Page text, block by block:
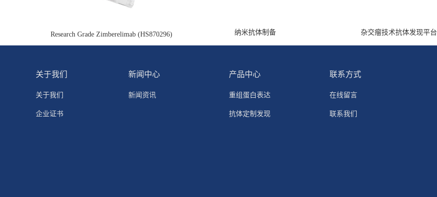
Research Grade Zimberelimab (HS870296) 纳米抗体制备 杂交瘤技术抗体发现平台
关于我们
关于我们
企业证书
新闻中心
新闻资讯
产品中心
重组蛋白表达
抗体定制发现
联系方式
在线留言
联系我们